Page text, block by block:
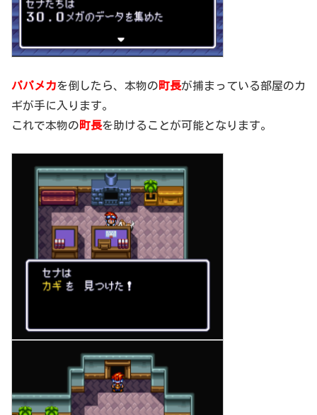
パパメカを倒したら、本物の町長が捕まっている部屋のカ
ギが手に入ります。
これで本物の町長を助けることが可能となります。